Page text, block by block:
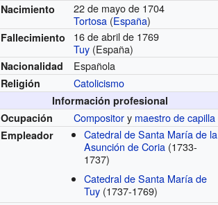
Nacimiento
22 de mayo de 1704
Tortosa (España)
Fallecimiento
16 de abril de 1769
Tuy (España)
Nacionalidad Española
Religión Catolicismo
Información profesional
Ocupación
Compository maestro de capilla
Empleador
Catedral de Santa María de la
Asunción de Coria (1733-
1737)
Catedral de Santa María de
Tuy (1737-1769)